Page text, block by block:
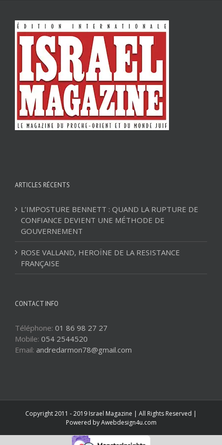
ARTICLES RÉCENTS
L’IMPOSTURE BENNETT : QUAND LA RUPTURE DE
CONFIANCE DEVIENT UNE MÉTHODE DE
GOUVERNEMENT
ROSE VALLAND, HEROÏNE DE LA RESISTANCE
FRANÇAISE
CONTACT INFO
Téléphone: 01 86 98 27 27
Mobile: 054 2544520
Email: andredarmon78@gmail.com
Copyright 2011 - 2019 Israel Magazine | All Rights Reserved |
Powered byAwebdesign4u.com